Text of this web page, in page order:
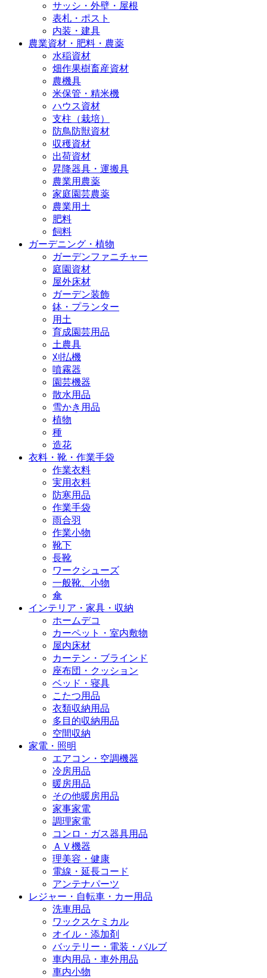
サッシ・外壁・屋根
表札・ポスト
内装・建具
農業資材・肥料・農薬
水稲資材
畑作果樹畜産資材
農機具
米保管・精米機
ハウス資材
支柱（栽培）
防鳥防獣資材
収穫資材
出荷資材
昇降器具・運搬具
農業用農薬
家庭園芸農薬
農業用土
肥料
飼料
ガーデニング・植物
ガーデンファニチャー
庭園資材
屋外床材
ガーデン装飾
鉢・プランター
用土
育成園芸用品
土農具
刈払機
噴霧器
園芸機器
散水用品
雪かき用品
植物
種
造花
衣料・靴・作業手袋
作業衣料
実用衣料
防寒用品
作業手袋
雨合羽
作業小物
靴下
長靴
ワークシューズ
一般靴、小物
傘
インテリア・家具・収納
ホームデコ
カーペット・室内敷物
屋内床材
カーテン・ブラインド
座布団・クッション
ベッド・寝具
こたつ用品
衣類収納用品
多目的収納用品
空間収納
家電・照明
エアコン・空調機器
冷房用品
暖房用品
その他暖房用品
家事家電
調理家電
コンロ・ガス器具用品
ＡＶ機器
理美容・健康
電線・延長コード
アンテナパーツ
レジャー・自転車・カー用品
洗車用品
ワックスケミカル
オイル・添加剤
バッテリー・電装・バルブ
車内用品・車外用品
車内小物